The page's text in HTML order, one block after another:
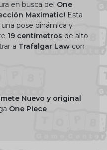
en busca del One
Maximatic! Esta
pose dinámica y
19 centímetros de alto
a Trafalgar Law con
Nuevo y original
One Piece